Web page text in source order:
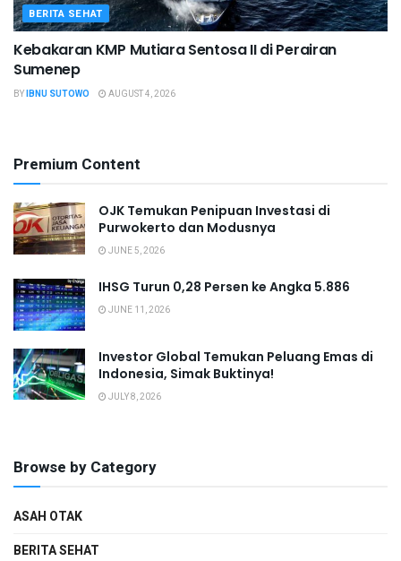
BERITA SEHAT
Kebakaran KMP Mutiara Sentosa II di Perairan
Sumenep
BYIBNU SUTOWO AUGUST 4, 2026
Premium Content
OJK Temukan Penipuan Investasi di
Purwokerto dan Modusnya
JUNE 5, 2026
IHSG Turun 0,28 Persen ke Angka 5.886
JUNE 11, 2026
Investor Global Temukan Peluang Emas di
Indonesia, Simak Buktinya!
JULY 8, 2026
Browse by Category
ASAH OTAK
BERITA SEHAT